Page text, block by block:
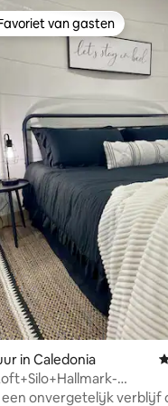
van 5 uit 5, 29
van gasten
van gasten
in Caledonia
een onvergetelijk verblijf